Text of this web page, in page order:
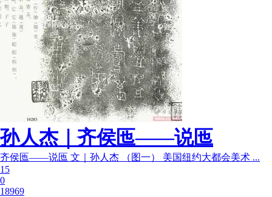
孙人杰｜齐侯匜——说匜
齐侯匜——说匜 文｜孙人杰 （图一） 美国纽约大都会美术 ...
15
0
18969